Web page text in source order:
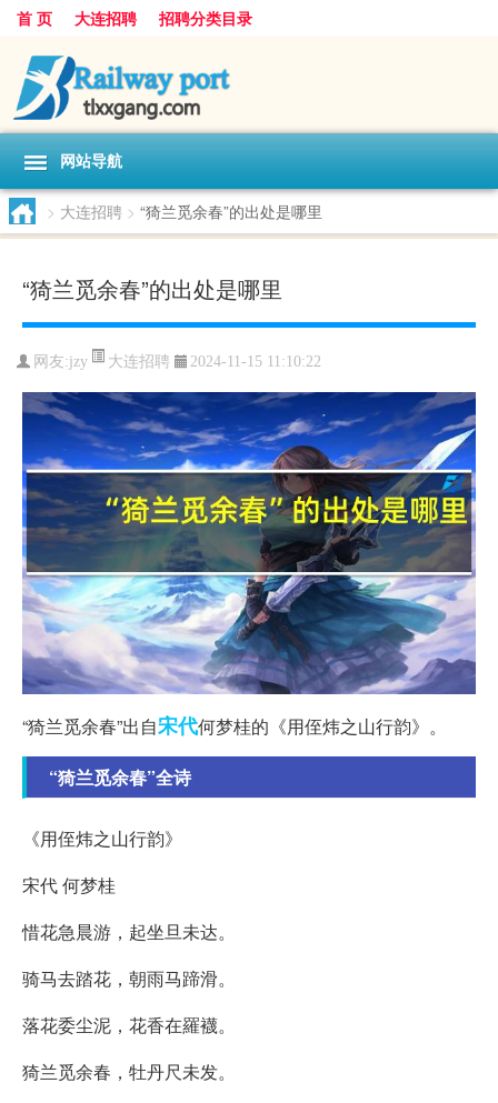
首 页 大连招聘 招聘分类目录
网站导航
> 大连招聘 > “猗兰觅余春”的出处是哪里
“猗兰觅余春”的出处是哪里
网友:jzy 大连招聘 2024-11-15 11:10:22
“猗兰觅余春”出自宋代何梦桂的《用侄炜之山行韵》。
“猗兰觅余春”全诗
《用侄炜之山行韵》
宋代 何梦桂
惜花急晨游，起坐旦未达。
骑马去踏花，朝雨马蹄滑。
落花委尘泥，花香在羅襪。
猗兰觅余春，牡丹尺未发。